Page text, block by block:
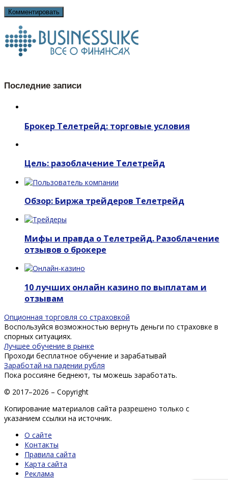
Последние записи
Брокер Телетрейд: торговые условия
Цель: разоблачение Телетрейд
Обзор: Биржа трейдеров Телетрейд
Мифы и правда о Телетрейд. Разоблачение
отзывов о брокере
10 лучших онлайн казино по выплатам и
отзывам
Опционная торговля со страховкой
Воспользуйся возможностью вернуть деньги по страховке в
спорных ситуациях.
Лучшее обучение в рынке
Проходи бесплатное обучение и зарабатывай
Заработай на падении рубля
Пока россияне беднеют, ты можешь заработать.
© 2017–2026 – Copyright
Копирование материалов сайта разрешено только с
указанием ссылки на источник.
О сайте
Контакты
Правила сайта
Карта сайта
Реклама